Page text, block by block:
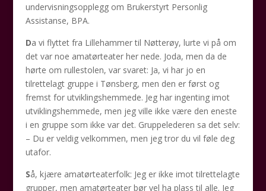
undervisningsopplegg om Brukerstyrt Personlig
Assistanse, BPA.
Da vi flyttet fra Lillehammer til Nøtterøy, lurte vi på om
det var noe amatørteater her nede. Joda, men da de
hørte om rullestolen, var svaret: Ja, vi har jo en
tilrettelagt gruppe i Tønsberg, men den er først og
fremst for utviklingshemmede. Jeg har ingenting imot
utviklingshemmede, men jeg ville ikke være den eneste
i en gruppe som ikke var det. Gruppelederen sa det selv:
– Du er veldig velkommen, men jeg tror du vil føle deg
utafor.
Så, kjære amatørteaterfolk: Jeg er ikke imot tilrettelagte
grupper, men amatørteater bør vel ha plass til alle. Jeg